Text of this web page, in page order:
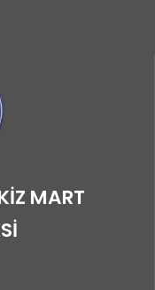
MART